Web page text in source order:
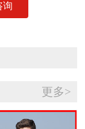
询
更多>